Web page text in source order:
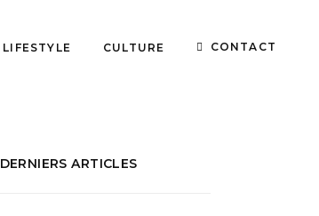
LIFESTYLE CULTURE CONTACT
DERNIERS ARTICLES